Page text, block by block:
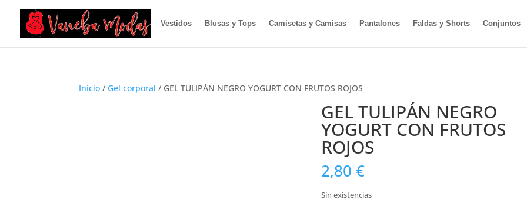
Vestidos Blusas y Tops Camisetas y Camisas Pantalones Faldas y Shorts Conjuntos
Inicio / Gel corporal / GEL TULIPÁN NEGRO YOGURT CON FRUTOS ROJOS
GEL TULIPÁN NEGRO
YOGURT CON FRUTOS
ROJOS
2,80€
Sin existencias